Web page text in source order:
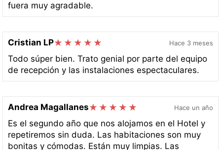
fuera muy agradable.
Cristian LP Hace 3 meses
Todo súper bien. Trato genial por parte del equipo
de recepción y las instalaciones espectaculares.
Andrea Magallanes Hace un año
Es el segundo año que nos alojamos en el Hotel y
repetiremos sin duda. Las habitaciones son muy
bonitas y cómodas. Están muy limpias. Las